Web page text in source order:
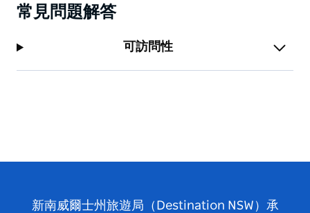
常見問題解答
可訪問性
新南威爾士州旅遊局（Destination NSW）承